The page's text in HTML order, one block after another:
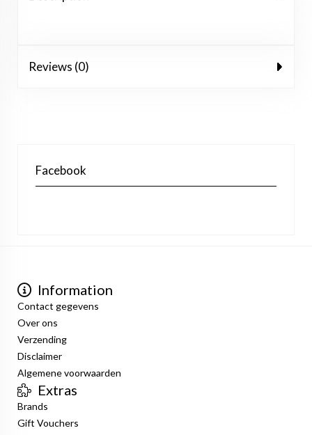
Reviews (0)
Facebook
Information
Contact gegevens
Over ons
Verzending
Disclaimer
Algemene voorwaarden
Extras
Brands
Gift Vouchers